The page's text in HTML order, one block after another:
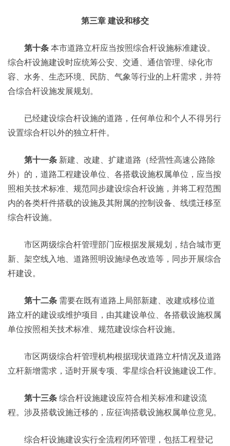
第三章 建设和移交
第十条 本市道路立杆应当按照综合杆设施标准建设。
综合杆设施建设时应统筹公安、交通、通信管理、绿化市
容、水务、生态环境、民防、气象等行业的上杆需求，并符
合综合杆设施发展规划。
已经建设综合杆设施的道路，任何单位和个人不得另行
设置综合杆以外的独立杆件。
第十一条 新建、改建、扩建道路（经营性高速公路除
外）的，道路工程建设单位、各搭载设施权属单位，应当按
照相关技术标准、规范同步建设综合杆设施，并将工程范围
内的各类杆件搭载的设施及其附属的控制设备、线缆迁移至
综合杆设施。
市区两级综合杆管理部门应根据发展规划，结合城市更
新、架空线入地、道路照明设施绿色改造等，同步开展综合
杆建设。
第十二条 需要在既有道路上局部新建、改建或移位道
路立杆的建设或维护项目，由其建设单位、各搭载设施权属
单位按照相关技术标准、规范建设综合杆设施。
市区两级综合杆管理机构根据现状道路立杆情况及道路
立杆新增需求，适时开展专项、零星综合杆设施建设工作。
第十三条 综合杆设施建设应符合相关标准和建设流
程。涉及搭载设施迁移的，应征询搭载设施权属单位意见。
综合杆设施建设实行全流程闭环管理，包括工程登记